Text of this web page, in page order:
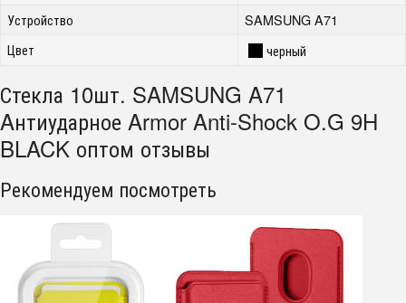
Устройство
SAMSUNG A71
Цвет
черный
Стекла 10шт. SAMSUNG A71
Aнтиударное Armor Anti-Shock O.G 9H
BLACK оптом отзывы
Рекомендуем посмотреть